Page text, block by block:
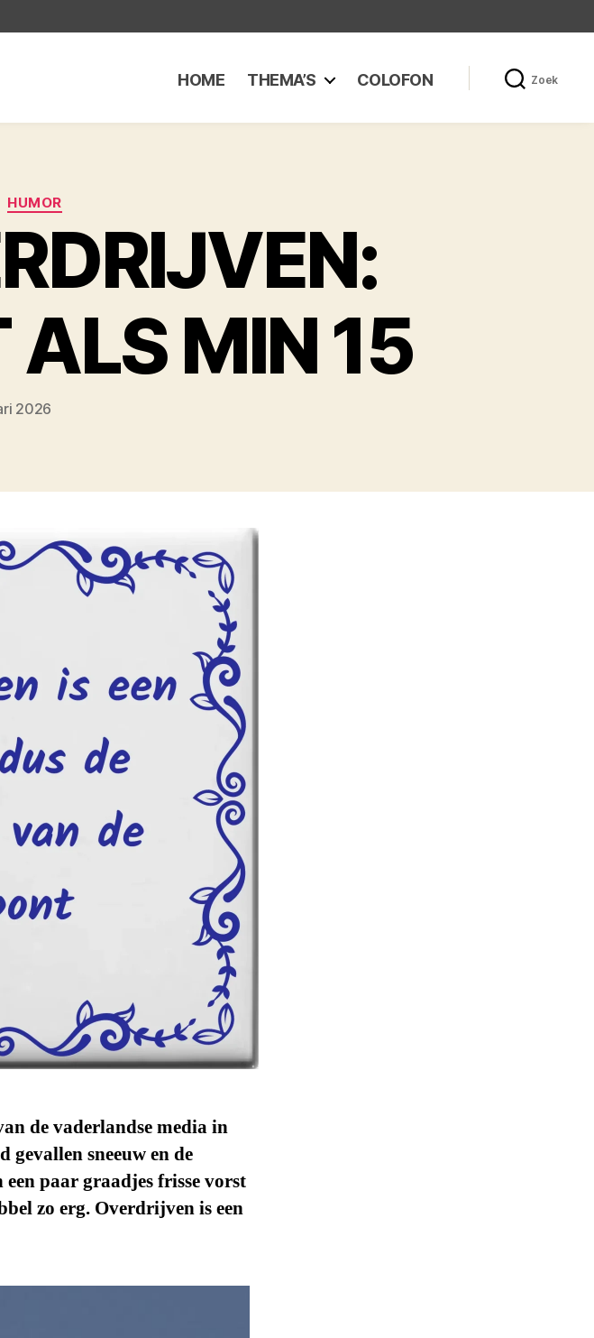
HOME THEMA’S COLOFON Zoek
HUMOR
ALS MIN 15
2026
de vaderlandse media in
gevallen sneeuw en de
een paar graadjes frisse vorst
zo erg. Overdrijven is een